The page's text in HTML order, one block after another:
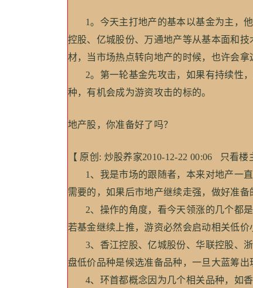
1。今天主打地产的基本以基金为主，他
控股、亿城股份、万通地产等从基本面和
材，当市场热点转向地产的时候，也许会拿
2。第一轮基金先攻击，如果有持续性，
种，有机会成为游资攻击的标的。
地产股，你准备好了吗？
【 原创: 炒股养家2010-12-22 00:06 只看
1、我是市场的跟随者，本来对地产一直
需要的，如果后市地产继续走强，做好准备
2、操作的角度，看今天领涨的几个都是
若基金继续上推，游资必然会启动相关低价
3、香江控股、亿城股份、华联控股、浙
盘低价品种是候选准备品种，一旦大蓝筹出
4、环首都概念因为几个相关品种，如香